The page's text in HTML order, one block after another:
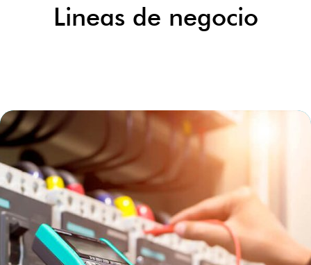
Lineas de negocio